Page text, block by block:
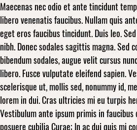
Maecenas nec odio et ante tincidunt
libero venenatis faucibus. Nullam quis
eget eros faucibus tincidunt. Duis leo.
nibh. Donec sodales sagittis magna. Sed
bibendum sodales, augue velit cursus
libero. Fusce vulputate eleifend sapien.
scelerisque ut, mollis sed, nonummy id,
lorem in dui. Cras ultricies mi eu turpis
Vestibulum ante ipsum primis in
posuere cubilia Curae; In ac dui quis mi